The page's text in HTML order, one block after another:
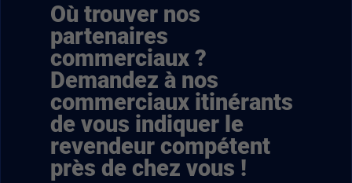
Où trouver nos
partenaires
commerciaux ?
Demandez à nos
commerciaux itinérants
de vous indiquer le
revendeur compétent
près de chez vous !